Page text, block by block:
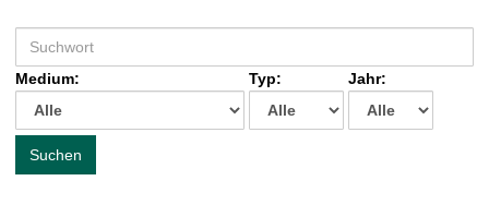
u
c
e
Medium: Typ: Jahr:
Suchen